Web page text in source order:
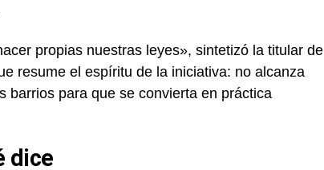
propias nuestras leyes», sintetizó la titular de
resume el espíritu de la iniciativa: no alcanza
barrios para que se convierta en práctica
dice